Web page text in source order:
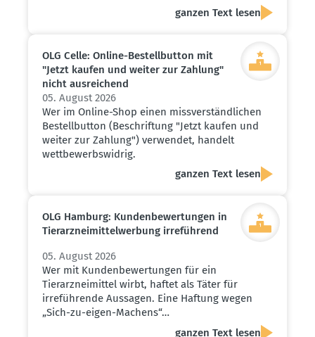
ganzen Text lesen
OLG Celle: Online-Bestell­button mit
"Jetzt kaufen und weiter zur Zahlung"
nicht ausrei­chend
05. August 2026
Wer im Online-Shop einen missverständlichen
Bestellbutton (Beschriftung "Jetzt kaufen und
weiter zur Zahlung") verwendet, handelt
wettbewerbswidrig.
ganzen Text lesen
OLG Hamburg: Kunden­be­wer­tungen in
Tierarz­nei­mit­tel­werbung irreführend
05. August 2026
Wer mit Kundenbewertungen für ein
Tierarzneimittel wirbt, haftet als Täter für
irreführende Aussagen. Eine Haftung wegen
„Sich-zu-eigen-Machens“…
ganzen Text lesen